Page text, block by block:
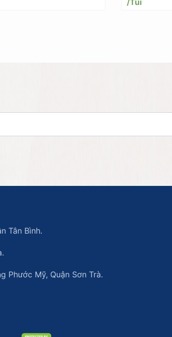
Tân Bình.
Phước Mỹ, Quận Sơn Trà.